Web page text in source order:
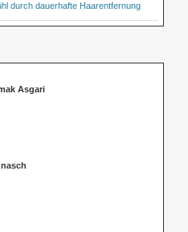
durch dauerhafte Haarentfernung
Asgari